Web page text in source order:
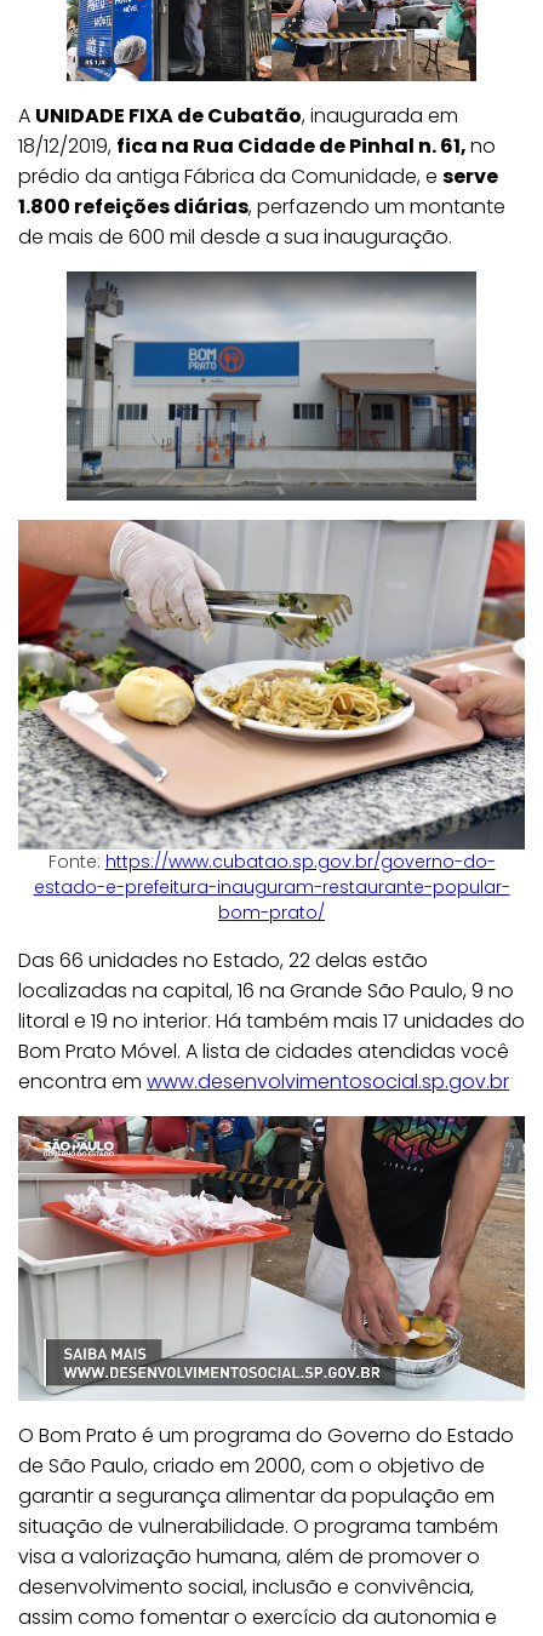
A UNIDADE FIXA de Cubatão, inaugurada em
18/12/2019, fica na Rua Cidade de Pinhal n. 61,no
prédio da antiga Fábrica da Comunidade, e serve
1.800 refeições diárias, perfazendo um montante
de mais de 600 mil desde a sua inauguração.
Fonte: https://www.cubatao.sp.gov.br/governo-do-
estado-e-prefeitura-inauguram-restaurante-popular-
bom-prato/
Das 66 unidades no Estado, 22 delas estão
localizadas na capital, 16 na Grande São Paulo, 9 no
litoral e 19 no interior. Há também mais 17 unidades do
Bom Prato Móvel. A lista de cidades atendidas você
encontra em www.desenvolvimentosocial.sp.gov.br
O Bom Prato é um programa do Governo do Estado
de São Paulo, criado em 2000, com o objetivo de
garantir a segurança alimentar da população em
situação de vulnerabilidade. O programa também
visa a valorização humana, além de promover o
desenvolvimento social, inclusão e convivência,
assim como fomentar o exercício da autonomia e